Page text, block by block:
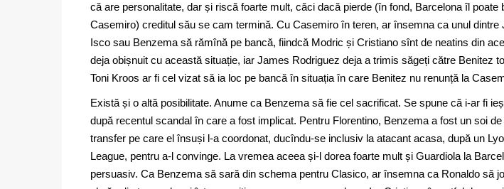
că are personalitate, dar și riscă foarte mult, căci dacă pierde (în fond, Barcelona îl
Casemiro) creditul său se cam termină. Cu Casemiro în teren, ar însemna ca unul dintre
Isco sau Benzema să rămînă pe bancă, fiindcă Modric și Cristiano sînt de neatins din
deja obișnuit cu această situație, iar James Rodriguez deja a trimis săgeți către Benitez
Toni Kroos ar fi cel vizat să ia loc pe bancă în situația în care Benitez nu renunță la
Există și o altă posibilitate. Anume ca Benzema să fie cel sacrificat. Se spune că i-ar fi
după recentul scandal în care a fost implicat. Pentru Florentino, Benzema a fost un soi
transfer pe care el însuși l-a coordonat, ducîndu-se inclusiv la atacant acasa, după un
League, pentru a-l convinge. La vremea aceea și-l dorea foarte mult și Guardiola la
persuasiv. Ca Benzema să sară din schema pentru Clasico, ar însemna ca Ronaldo să